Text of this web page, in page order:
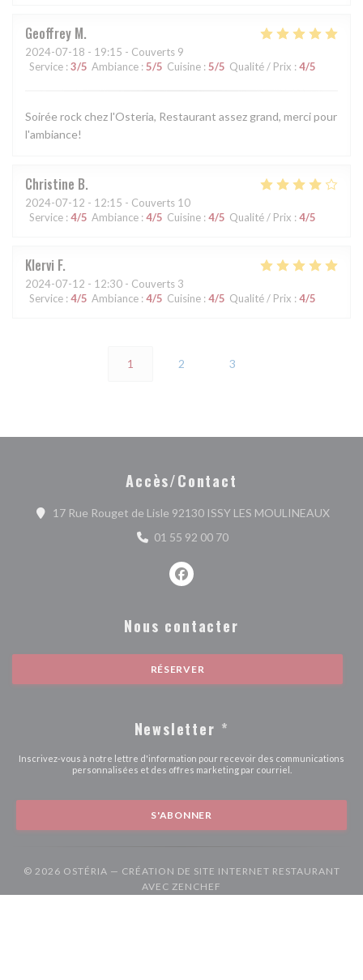
Geoffrey M
2024-07-18 - 19:15 - Couverts 9
Service : 3/5 Ambiance : 5/5 Cuisine : 5/5 Qualité / Prix : 4/5
Soirée rock chez l'Osteria, Restaurant assez grand, merci pour
l'ambiance!
Christine B
2024-07-12 - 12:15 - Couverts 10
Service : 4/5 Ambiance : 4/5 Cuisine : 4/5 Qualité / Prix : 4/5
Klervi F
2024-07-12 - 12:30 - Couverts 3
Service : 4/5 Ambiance : 4/5 Cuisine : 4/5 Qualité / Prix : 4/5
1 2 3
Accès/Contact
17 Rue Rouget de Lisle 92130 ISSY LES MOULINEAUX
01 55 92 00 70
Facebook ((ouvre une nouvelle
Nous contacter
RÉSERVER
Newsletter *
Inscrivez-vous à notre lettre d'information pour recevoir des communications
personnalisées et des offres marketing par courriel.
S'ABONNER
© 2026 OSTÉRIA — CRÉATION DE SITE INTERNET RESTAURANT
AVEC ZENCHEF